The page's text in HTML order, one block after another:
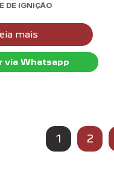
DE IGNIÇÃO
mais
via Whatsapp
1 2